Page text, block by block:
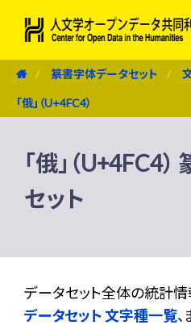
篆書字体データセット
「俄」（U+4FC4）
「俄」（U+4FC4
セット
データセット全体の統計情
データセット 文字種一覧